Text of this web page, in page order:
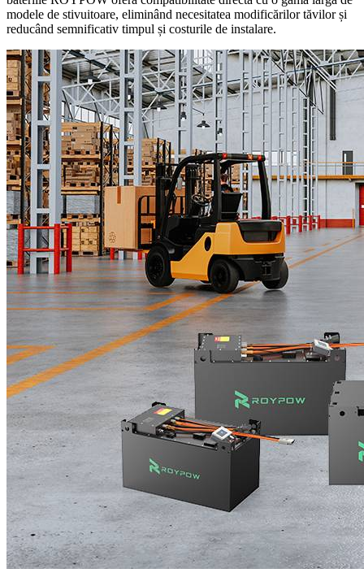
modele de stivuitoare, eliminând necesitatea modificărilor tăvilor și
reducând semnificativ timpul și costurile de instalare.